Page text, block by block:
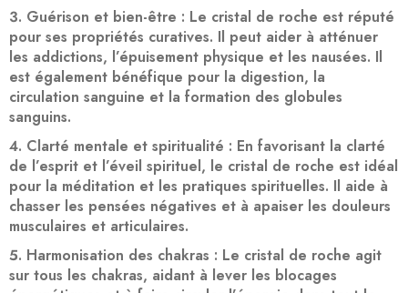
Guérison et bien-être : Le cristal de roche est réputé
pour ses propriétés curatives. Il peut aider à atténuer
les addictions, l’épuisement physique et les nausées. Il
est également bénéfique pour la digestion, la
circulation sanguine et la formation des globules
sanguins.
Clarté mentale et spiritualité : En favorisant la clarté
de l’esprit et l’éveil spirituel, le cristal de roche est idéal
pour la méditation et les pratiques spirituelles. Il aide à
chasser les pensées négatives et à apaiser les douleurs
musculaires et articulaires.
Harmonisation des chakras : Le cristal de roche agit
sur tous les chakras, aidant à lever les blocages